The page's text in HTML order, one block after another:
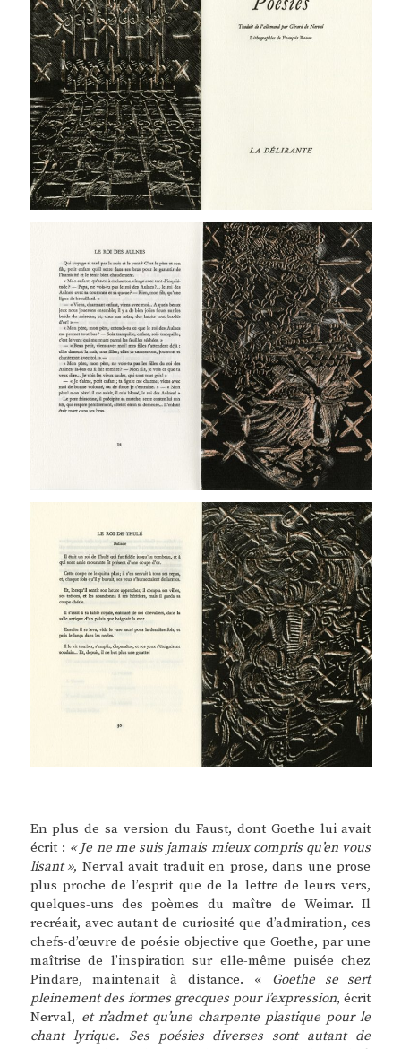
En plus de sa version du Faust, dont Goethe lui avait
écrit : « Je ne me suis jamais mieux compris qu’en vous
lisant », Nerval avait traduit en prose, dans une prose
plus proche de l’esprit que de la lettre de leurs vers,
quelques-uns des poèmes du maître de Weimar. Il
recréait, avec autant de curiosité que d’admiration, ces
chefs-d’œuvre de poésie objective que Goethe, par une
maîtrise de l’inspiration sur elle-même puisée chez
Pindare, maintenait à distance. « Goethe se sert
pleinement des formes grecques pour l’expression, écrit
Nerval, et n’admet qu’une charpente plastique pour le
chant lyrique. Ses poésies diverses sont autant de